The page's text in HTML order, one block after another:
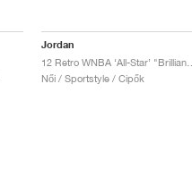
Jordan
Női / Sportstyle / Cipők